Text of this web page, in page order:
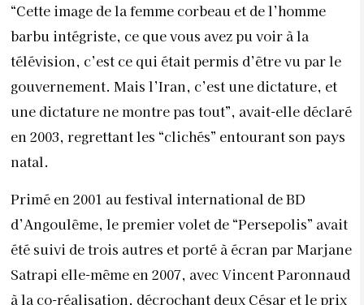
“Cette image de la femme corbeau et de l’homme
barbu intégriste, ce que vous avez pu voir à la
télévision, c’est ce qui était permis d’être vu par le
gouvernement. Mais l’Iran, c’est une dictature, et
une dictature ne montre pas tout”, avait-elle déclaré
en 2003, regrettant les “clichés” entourant son pays
natal.
Primé en 2001 au festival international de BD
d’Angoulême, le premier volet de “Persepolis” avait
été suivi de trois autres et porté à écran par Marjane
Satrapi elle-même en 2007, avec Vincent Paronnaud
à la co-réalisation, décrochant deux César et le prix